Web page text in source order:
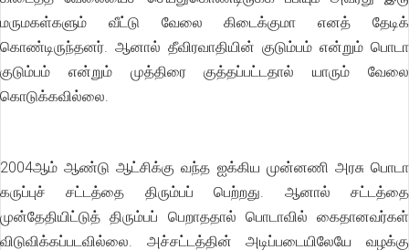
மருமகள்களும் வீட்டு வேலை கிடைக்குமா எனத் தேடிக்
கொண்டிருந்தனர். ஆனால் தீவிரவாதியின் குடும்பம் என்றும் பொடா
குடும்பம் என்றும் முத்திரை குத்தப்பட்டதால் யாரும் வேலை
கொடுக்கவில்லை.
2004ஆம் ஆண்டு ஆட்சிக்கு வந்த ஐக்கிய முன்னணி அரசு பொடா
கருப்புச் சட்டத்தை திரும்பப் பெற்றது. ஆனால் சட்டத்தை
முன்தேதியிட்டுத் திரும்பப் பெறாததால் பொடாவில் கைதானவர்கள்
விடுவிக்கப்படவில்லை. அச்சட்டத்தின் அடிப்படையிலேயே வழக்கு